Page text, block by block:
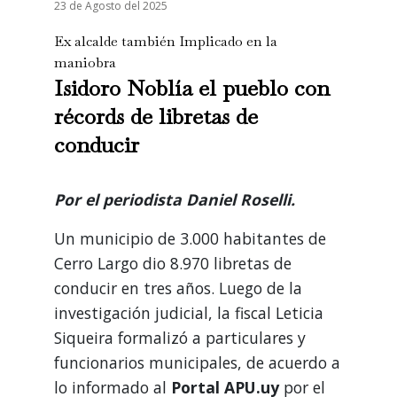
23 de Agosto del 2025
Ex alcalde también Implicado en la
maniobra
Isidoro Noblía el pueblo con
récords de libretas de
conducir
Por el periodista Daniel Roselli.
Un municipio de 3.000 habitantes de
Cerro Largo dio 8.970 libretas de
conducir en tres años. Luego de la
investigación judicial, la fiscal Leticia
Siqueira formalizó a particulares y
funcionarios municipales, de acuerdo a
lo informado al Portal APU.uypor el